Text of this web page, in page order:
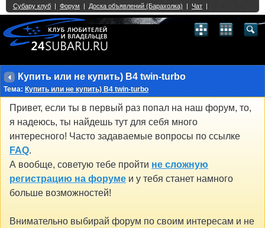
Купить или не купить) B4 twin-turbo
Тема: Купить или не купить) B4 twin-turbo
Привет, если ты в первый раз попал на наш форум, то,
я надеюсь, ты найдешь тут для себя много
интересного! Часто задаваемые вопросы по ссылке
FAQ.
А вообще, советую тебе пройти не сложную
регистрацию на форуме и у тебя станет намного
больше возможностей!
Внимательно выбирай форум по своим интересам и не
Single Sign On provided byvBSSO
2 3 4 5 6 7 8 9 10 11 12 13 14 15 16 17 18 21 22 23 24 25 26
27 28 29 30 31 32 33 40 41 42 43